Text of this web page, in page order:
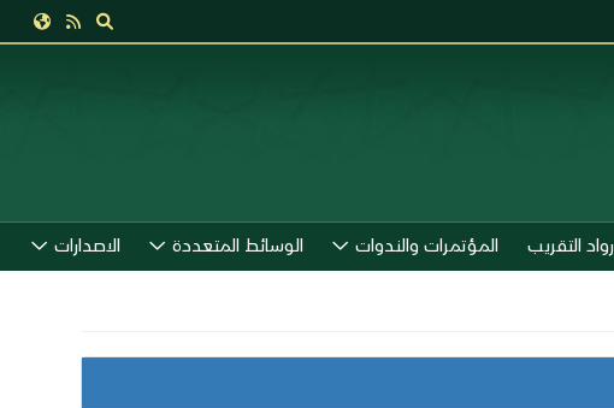
رواد التقريب المؤتمرات والندوات الوسائط المتعددة الاصدارات